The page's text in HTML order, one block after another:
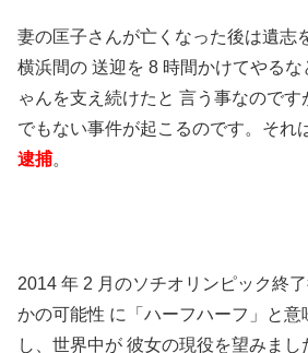
妻の匡子さんが亡くなった後は遺志
横浜間の 送迎を 8 時間かけてやる
ゃんを支え続けたと 言う事なので
でもない事件が起こるのです。それ
逮捕。
2014 年 2 月のソチオリンピック終
かの可能性 に「ハーフハーフ」と意
し、世界中が 彼女の現役を望みまし